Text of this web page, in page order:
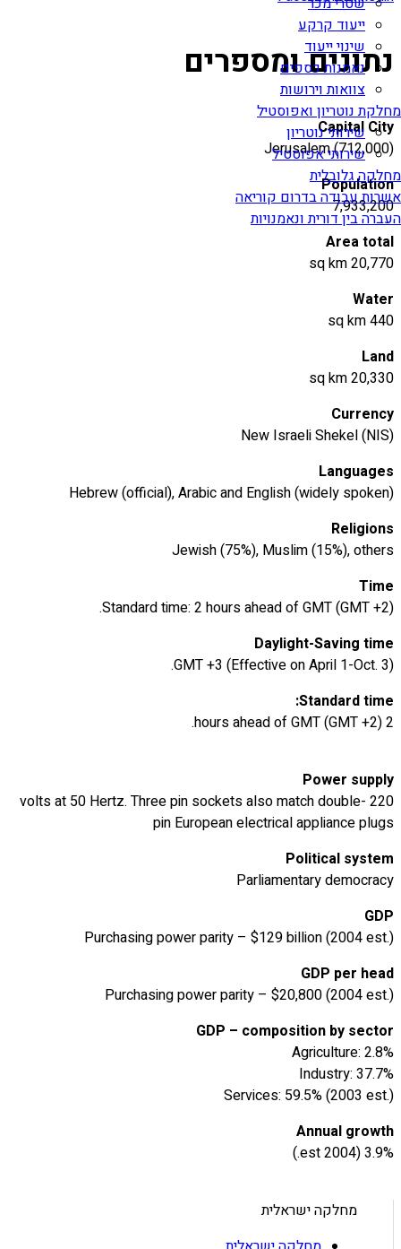
ייעוד קרקע
שינוי ייעוד
נאמנות כספים
צוואות וירושות
מחלקת נוטריון ואפוסטיל
שירותי נוטריון
שירותי אפוסטיל
מחלקה גלובלית
אשרות עבודה בדרום קוריאה
העברה בין דורית ונאמנויות
נתונים ומספרים
Capital City
Jerusalem (712,000)
Population
7,933,200
Area total
20,770 sq km
Water
440 sq km
Land
20,330 sq km
Currency
New Israeli Shekel (NIS)
Languages
Hebrew (official), Arabic and English (widely spoken)
Religions
Jewish (75%), Muslim (15%), others
Time
Standard time: 2 hours ahead of GMT (GMT +2).
Daylight-Saving time
GMT +3 (Effective on April 1-Oct. 3).
Standard time:
2 hours ahead of GMT (GMT +2).
Power supply
220 volts at 50 Hertz. Three pin sockets also match double-
pin European electrical appliance plugs
Political system
Parliamentary democracy
GDP
Purchasing power parity – $129 billion (2004 est.)
GDP per head
Purchasing power parity – $20,800 (2004 est.)
GDP – composition by sector
Agriculture: 2.8%
Industry: 37.7%
Services: 59.5% (2003 est.)
Annual growth
3.9% (2004 est.)
מחלקה ישראלית